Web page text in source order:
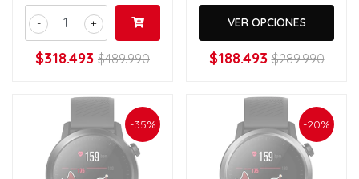
+
-
$318.493 $489.990
VER OPCIONES
$188.493 $289.990
-35% -20%